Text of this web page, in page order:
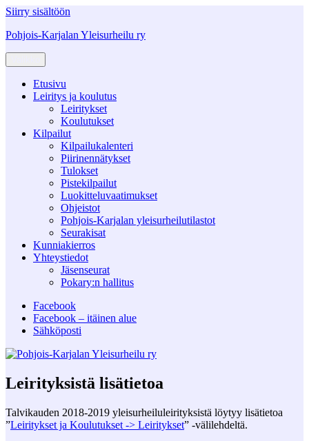
Siirry sisältöön
Pohjois-Karjalan Yleisurheilu ry
Etusivu
Leiritys ja koulutus
Leiritykset
Koulutukset
Kilpailut
Kilpailukalenteri
Piirinennätykset
Tulokset
Pistekilpailut
Luokitteluvaatimukset
Ohjeistot
Pohjois-Karjalan yleisurheilutilastot
Seurakisat
Kunniakierros
Yhteystiedot
Jäsenseurat
Pokary:n hallitus
Facebook
Facebook – itäinen alue
Sähköposti
Leirityksistä lisätietoa
Talvikauden 2018-2019 yleisurheiluleirityksistä löytyy lisätietoa
”Leiritykset ja Koulutukset -> Leiritykset” -välilehdeltä.